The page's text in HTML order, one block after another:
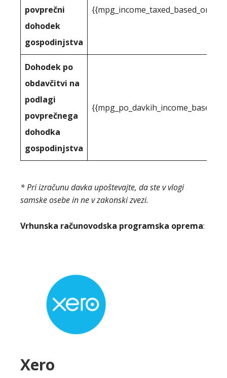
povprečni
dohodek
gospodinjstva
Dohodek po
obdavčitvi na
podlagi
povprečnega
dohodka
gospodinjstva
* Pri izračunu davka upoštevajte, da ste v vlogi
samske osebe in ne v zakonski zvezi.
Vrhunska računovodska programska oprema:
Xero